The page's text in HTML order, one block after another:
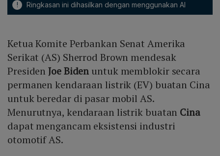
! Ringkasan ini dihasilkan dengan menggunakan AI
Ketua Komite Perbankan Senat Amerika
Serikat (AS) Sherrod Brown mendesak
PresidenJoe Biden untuk memblokir secara
permanen kendaraan listrik (EV) buatan Cina
untuk beredar di pasar mobil AS.
Menurutnya, kendaraan listrik buatan Cina
dapat mengancam eksistensi industri
otomotif AS.